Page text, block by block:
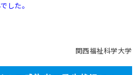
した。
関西福祉科学大学